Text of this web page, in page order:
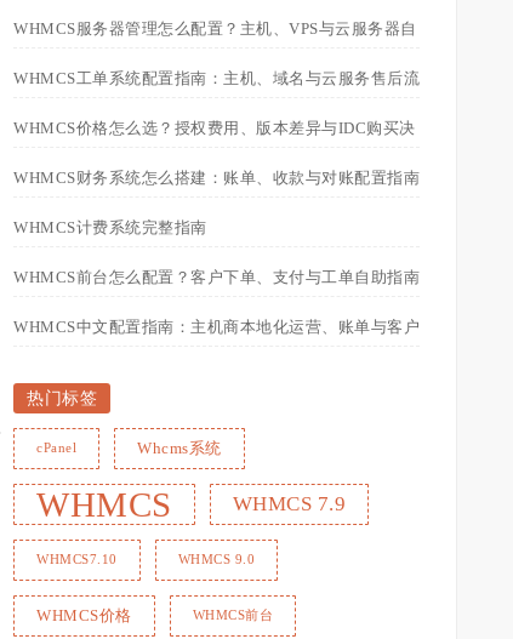
程指南
WHMCS服务器管理怎么配置？主机、VPS与云服务器自
动化运维指南
WHMCS工单系统配置指南：主机、域名与云服务售后流
程优化
WHMCS价格怎么选？授权费用、版本差异与IDC购买决
策指南
WHMCS财务系统怎么搭建：账单、收款与对账配置指南
WHMCS计费系统完整指南
WHMCS前台怎么配置？客户下单、支付与工单自助指南
WHMCS中文配置指南：主机商本地化运营、账单与客户
服务要点
热门标签
cPanel Whcms系统
WHMCS WHMCS 7.9
WHMCS7.10 WHMCS 9.0
WHMCS价格 WHMCS前台